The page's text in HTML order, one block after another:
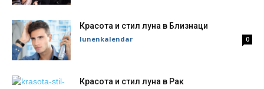
Красота и стил луна в Близнаци
lunenkalendar 0
Красота и стил луна в Рак